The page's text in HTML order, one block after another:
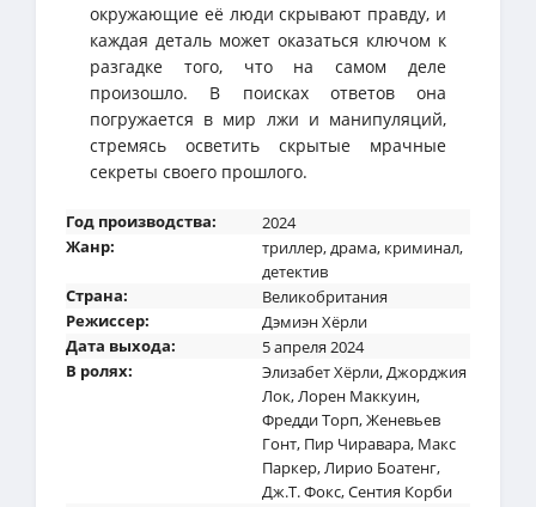
окружающие её люди скрывают правду, и
каждая деталь может оказаться ключом к
разгадке того, что на самом деле
произошло. В поисках ответов она
погружается в мир лжи и манипуляций,
стремясь осветить скрытые мрачные
секреты своего прошлого.
Год производства:
2024
Жанр:
триллер,драма, криминал,
детектив
Страна:
Великобритания
Режиссер:
Дэмиэн Хёрли
Дата выхода:
5 апреля 2024
В ролях:
Элизабет Хёрли,Джорджия
Лок,Лорен Маккуин,
Фредди Торп,Женевьев
Гонт, Пир Чиравара, Макс
Паркер,Лирио Боатенг,
Дж.Т. Фокс,Сентия Корби